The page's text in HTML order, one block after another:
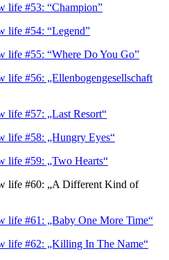
life #53: “Champion”
life #54: “Legend”
life #55: “Where Do You Go”
life #56: „Ellenbogengesellschaft
life #57: „Last Resort“
life #58: „Hungry Eyes“
life #59: „Two Hearts“
life #60: „A Different Kind of
life #61: „Baby One More Time“
life #62: „Killing In The Name“